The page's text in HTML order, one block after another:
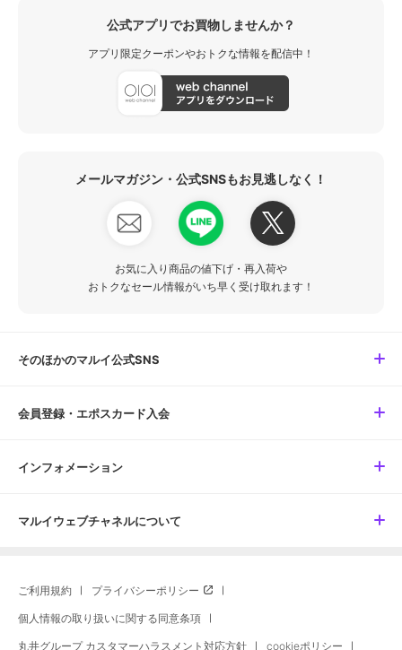
公式アプリでお買物しませんか？
アプリ限定クーポンやおトクな情報を配信中！
メールマガジン・公式SNSもお見逃しなく！
お気に入り商品の値下げ・再入荷や
おトクなセール情報がいち早く受け取れます！
そのほかのマルイ公式SNS
会員登録・エポスカード入会
インフォメーション
マルイウェブチャネルについて
ご利用規約 プライバシーポリシー
個人情報の取り扱いに関する同意条項
丸井グループ カスタマーハラスメント対応方針 cookieポリシー